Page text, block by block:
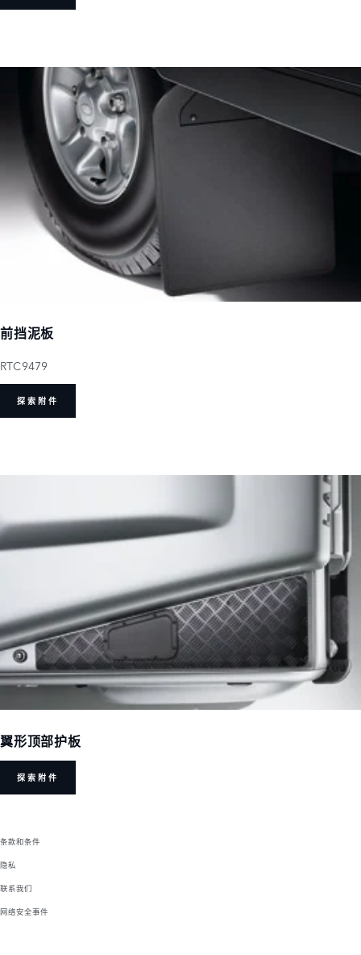
前挡泥板
RTC9479
探索附件
翼形顶部护板
探索附件
条款和条件
隐私
联系我们
网络安全事件